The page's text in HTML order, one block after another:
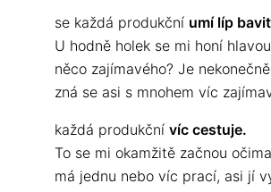
se každá produkční umí líp
U hodně holek se mi honí
něco zajímavého? Je
zná se asi s mnohem víc
každá produkční víc cestuje.
To se mi okamžitě začnou
má jednu nebo víc prací, asi jí